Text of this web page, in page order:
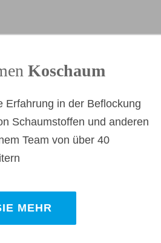
Koschaum
Erfahrung in der Beflockung
Schaumstoffen und anderen
Team von über 40
MEHR